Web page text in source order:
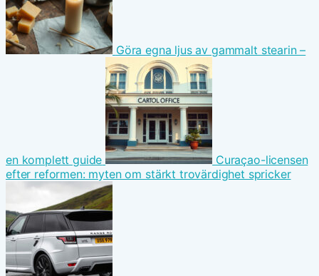
Göra egna ljus av gammalt stearin –
en komplett guide
Curaçao-licensen
efter reformen: myten om stärkt trovärdighet spricker